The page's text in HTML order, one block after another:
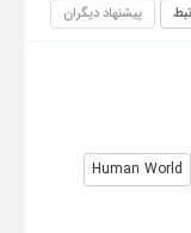
پیشنهاد دیگران
Human World